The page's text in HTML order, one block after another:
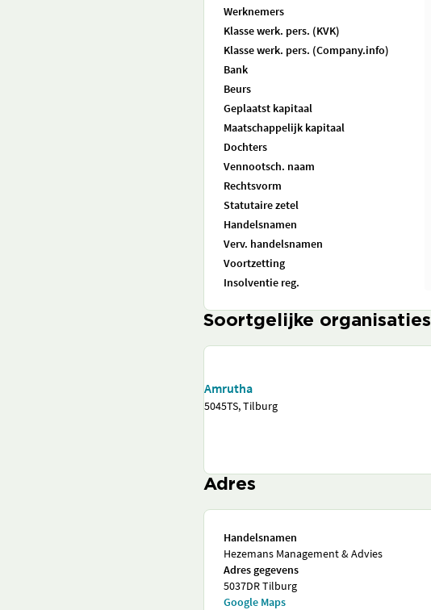
Werknemers
Klasse werk. pers. (KVK)
Klasse werk. pers. (Company.info)
Bank
Beurs
Geplaatst kapitaal
Maatschappelijk kapitaal
Dochters
Vennootsch. naam
Rechtsvorm
Statutaire zetel
Handelsnamen
Verv. handelsnamen
Voortzetting
Insolventie reg.
Soortgelijke organisaties
Amrutha
5045TS, Tilburg
Adres
Handelsnamen
Hezemans Management & Advies
Adres gegevens
5037DR Tilburg
Google Maps